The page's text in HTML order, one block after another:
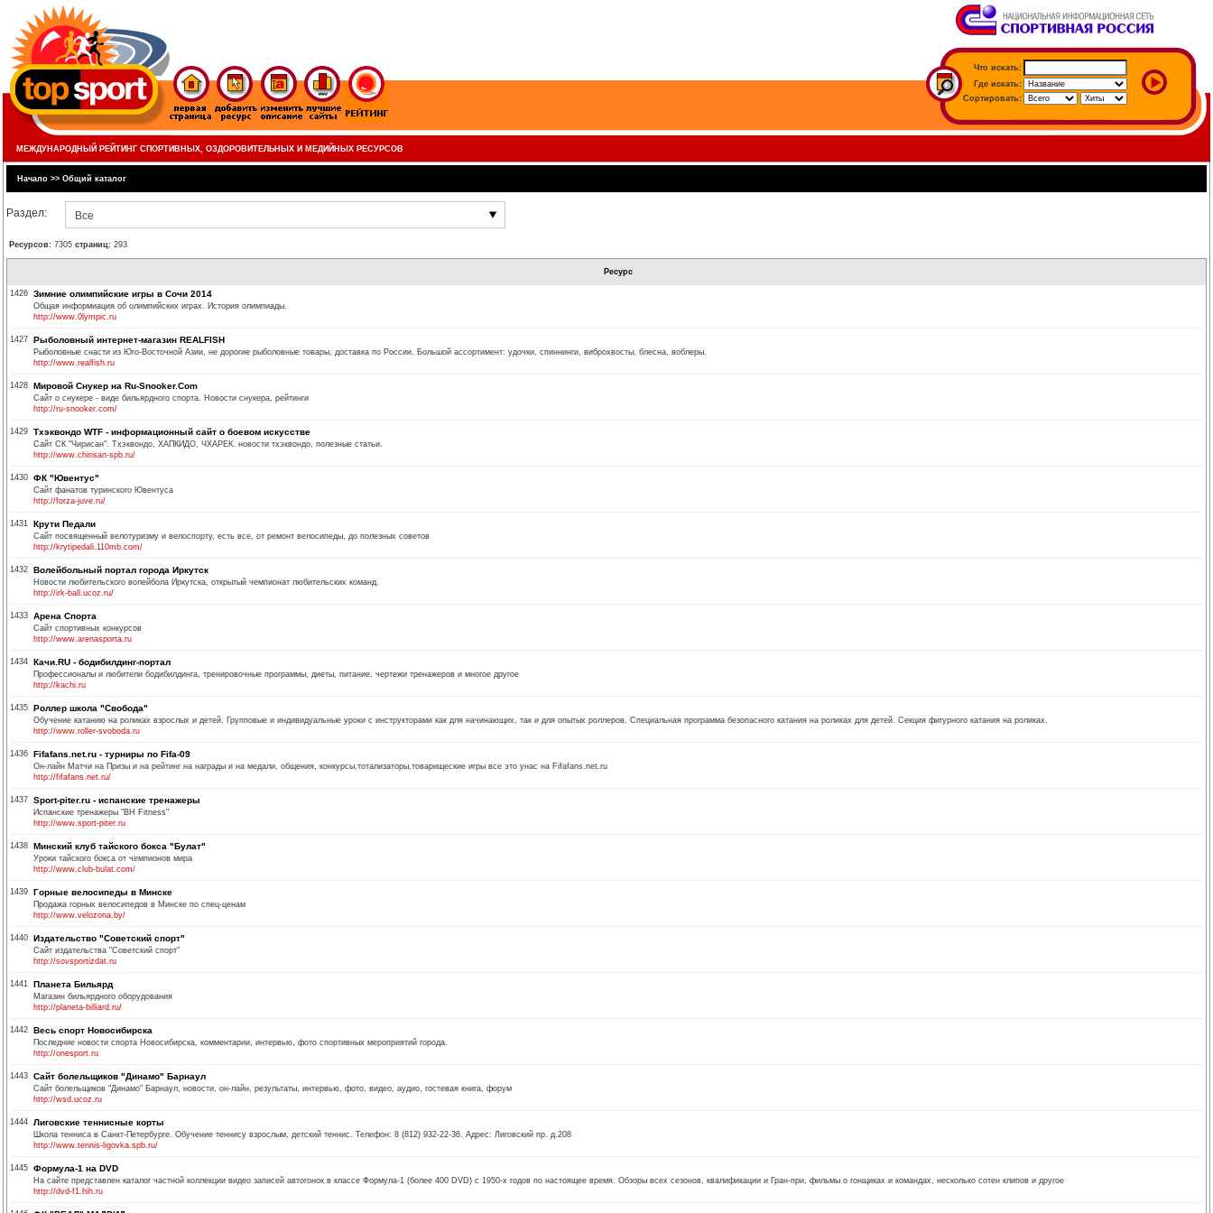
Что искать:
Где искать:
Сортировать:
МЕЖДУНАРОДНЫЙ РЕЙТИНГ СПОРТИВНЫХ, ОЗДОРОВИТЕЛЬНЫХ И МЕДИЙНЫХ РЕСУРСОВ
Начало >> Общий каталог
Раздел: Все
Ресурсов: 7305 страниц: 293
Ресурс
1426 Зимние олимпийские игры в Сочи 2014
Общая информиация об олимпийских играх. История олимпиады.
http://www.0lympic.ru
1427 Рыболовный интернет-магазин REALFISH
Рыболовные снасти из Юго-Восточной Азии, не дорогие рыболовные товары, доставка по России. Большой ассортимент: удочки, спиннинги, виброхвосты, блесна, воблеры.
http://www.realfish.ru
1428 Мировой Снукер на Ru-Snooker.Com
Сайт о снукере - виде бильярдного спорта. Новости снукера, рейтинги
http://ru-snooker.com/
1429 Тхэквондо WTF - информационный сайт о боевом искусстве
Сайт СК "Чирисан". Тхэквондо, ХАПКИДО, ЧХАРЕК. новости тхэквондо, полезные статьи.
http://www.chirisan-spb.ru/
1430 ФК "Ювентус"
Сайт фанатов туринского Ювентуса
http://forza-juve.ru/
1431 Крути Педали
Сайт посвященный велотуризму и велоспорту, есть все, от ремонт велосипеды, до полезных советов
http://krytipedali.110mb.com/
1432 Волейбольный портал города Иркутск
Новости любительского волейбола Иркутска, открытый чемпионат любительских команд.
http://irk-ball.ucoz.ru/
1433 Арена Спорта
Сайт спортивных конкурсов
http://www.arenasporta.ru
1434 Качи.RU - бодибилдинг-портал
Профессионалы и любители бодибилдинга, тренировочные программы, диеты, питание, чертежи тренажеров и многое другое
http://kachi.ru
1435 Роллер школа "Свобода"
Обучение катанию на роликах взрослых и детей. Групповые и индивидуальные уроки с инструкторами как для начинающих, так и для опытых роллеров. Специальная программа безопасного катания на роликах для детей. Секция фигурного катания на роликах.
http://www.roller-svoboda.ru
1436 Fifafans.net.ru - турниры по Fifa-09
Он-лайн Матчи на Призы и на рейтинг на награды и на медали, общения, конкурсы,тотализаторы,товарищеские игры все это унас на Fifafans.net.ru
http://fifafans.net.ru/
1437 Sport-piter.ru - испанские тренажеры
Испанские тренажеры "BH Fitness"
http://www.sport-piter.ru
1438 Минский клуб тайского бокса "Булат"
Уроки тайского бокса от чемпионов мира
http://www.club-bulat.com/
1439 Горные велосипеды в Минске
Продажа горных велосипедов в Минске по спец-ценам
http://www.velozona.by/
1440 Издательство "Советский спорт"
Сайт издательства "Советский спорт"
http://sovsportizdat.ru
1441 Планета Бильярд
Магазин бильярдного оборудования
http://planeta-billiard.ru/
1442 Весь спорт Новосибирска
Последние новости спорта Новосибирска, комментарии, интервью, фото спортивных мероприятий города.
http://onesport.ru
1443 Сайт болельщиков "Динамо" Барнаул
Сайт болельщиков "Динамо" Барнаул, новости, он-лайн, результаты, интервью, фото, видео, аудио, гостевая книга, форум
http://wsd.ucoz.ru
1444 Лиговские теннисные корты
Школа тенниса в Санкт-Петербурге. Обучение теннису взрослым, детский теннис. Телефон: 8 (812) 932-22-36. Адрес: Лиговский пр. д.208
http://www.tennis-ligovka.spb.ru/
1445 Формула-1 на DVD
На сайте представлен каталог частной коллекции видео записей автогонок в классе Формула-1 (более 400 DVD) с 1950-х годов по настоящее время. Обзоры всех сезонов, квалификации и Гран-при, фильмы о гонщиках и командах, несколько сотен клипов и другое
http://dvd-f1.hih.ru